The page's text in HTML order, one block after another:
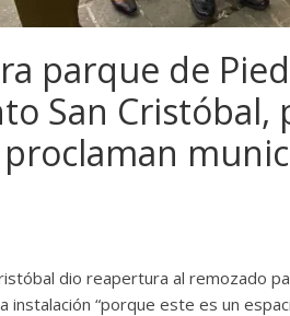
parque de
San Cristóbal,
proclaman
dio reapertura al remozado
instalación “porque este es un